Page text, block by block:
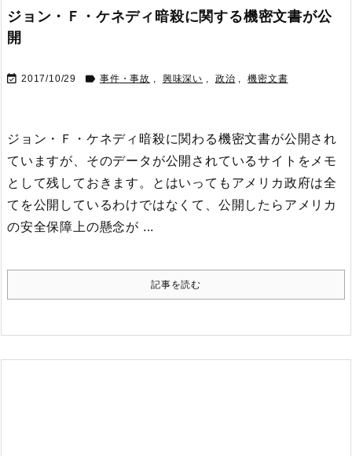
ジョン・Ｆ・ケネディ暗殺に関する機密文書が公
開
 2017/10/29  事件・事故 , 興味深い , 政治 , 機密文書
ジョン・Ｆ・ケネディ暗殺に関わる機密文書が公開され
ていますが、そのデータが公開されているサイトをメモ
として残しておきます。
とはいってもアメリカ政府は全
てを公開しているわけではなくて、公開したらアメリカ
の安全保障上の懸念が ...
記事を読む